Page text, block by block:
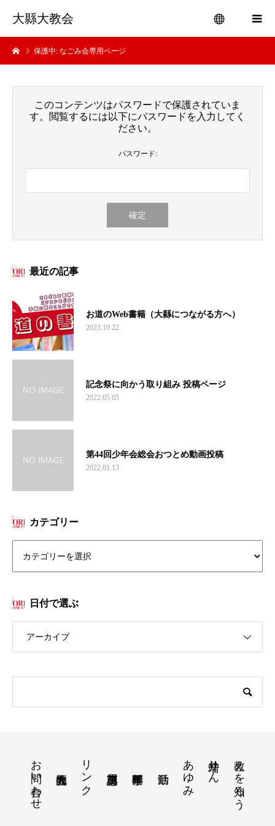
大縣大教会
保護中: なごみ会専用ページ
このコンテンツはパスワードで保護されていま
す。閲覧するには以下にパスワードを入力してく
ださい。
パスワード:
最近の記事
お道のWeb書籍（大縣につながる方へ）
2023.10.22
記念祭に向かう取り組み 投稿ページ
2022.05.05
第44回少年会総会おつとめ動画投稿
2022.01.13
カテゴリー
日付で選ぶ
アーカイブ
教えを知ろう
増井りん
あゆみ
リンク
お問い合わせ